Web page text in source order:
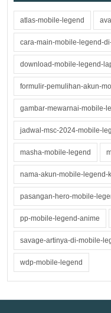
atlas-mobile-legend
cara-main-mobile-legend-
download-mobile-legend-
formulir-pemulihan-akun-
gambar-mewarnai-mobile-
jadwal-msc-2024-mobile-
masha-mobile-legend
nama-akun-mobile-legend-
pasangan-hero-mobile-
pp-mobile-legend-anime
savage-artinya-di-mobile-
wdp-mobile-legend